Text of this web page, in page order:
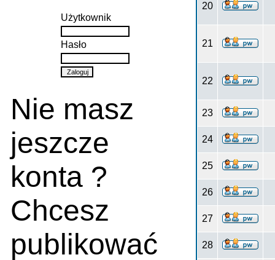
Użytkownik
Hasło
Nie masz
jeszcze
konta ?
Chcesz
publikować
20
21
22
23
24
25
26
27
28